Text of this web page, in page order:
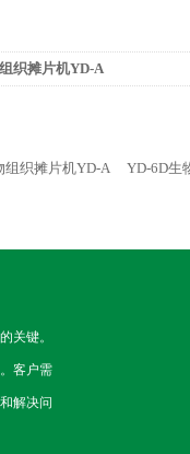
织摊片机YD-A
组织摊片机YD-A YD-6D生
关键。
客户需
解决问